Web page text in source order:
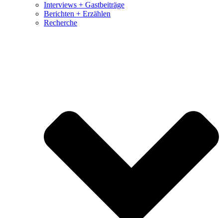
Interviews + Gastbeiträge
Berichten + Erzählen
Recherche